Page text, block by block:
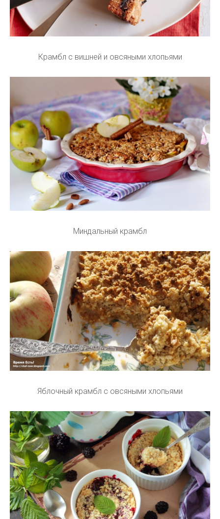
Крамбл с вишней и овсяными хлопьями
Миндальный крамбл
Яблочный крамбл с овсяными хлопьями